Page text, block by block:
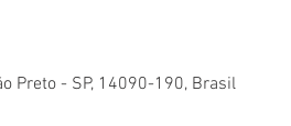
Preto - SP, 14090-190, Brasil